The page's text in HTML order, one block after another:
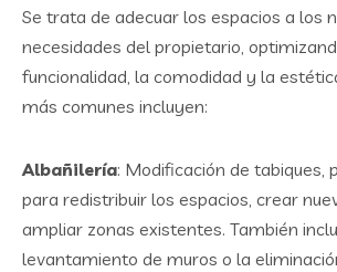
Se trata de adecuar los espacios a los
necesidades del propietario,
funcionalidad, la comodidad y la
más comunes incluyen:
Albañilería: Modificación de tabiques,
para redistribuir los espacios, crear
ampliar zonas existentes. También
levantamiento de muros o la